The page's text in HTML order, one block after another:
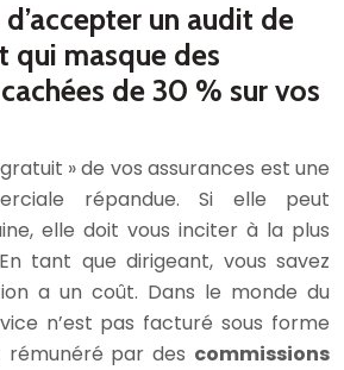
d’accepter un audit de
qui masque des
de 30 % sur vos
gratuit » de vos assurances est une
répandue. Si elle peut
elle doit vous inciter à la plus
tant que dirigeant, vous savez
a un coût. Dans le monde du
n’est pas facturé sous forme
rémunéré par des commissions